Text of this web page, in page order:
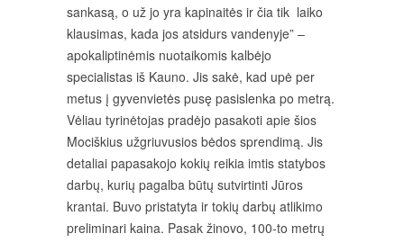
sankasą, o už jo yra kapinaitės ir čia tik laiko
klausimas, kada jos atsidurs vandenyje” –
apokaliptinėmis nuotaikomis kalbėjo
specialistas iš Kauno. Jis sakė, kad upė per
metus į gyvenvietės pusę pasislenka po metrą.
Vėliau tyrinėtojas pradėjo pasakoti apie šios
Mociškius užgriuvusios bėdos sprendimą. Jis
detaliai papasakojo kokių reikia imtis statybos
darbų, kurių pagalba būtų sutvirtinti Jūros
krantai. Buvo pristatyta ir tokių darbų atlikimo
preliminari kaina. Pasak žinovo, 100-to metrų